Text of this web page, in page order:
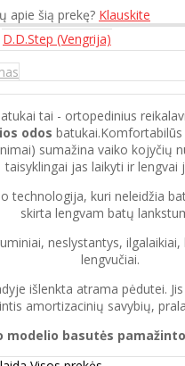
apie šią prekę? Klauskite
D.D.Step (Vengrija)
tai - ortopedinius
odos
sumažina vaiko kojyčių
taisyklingai jas laikyti ir lengvai
technologija, kuri neleidžia
skirta lengvam batų
neslystantys,
lengvučiai.
išlenkta atrama pėdutei.
amortizacinių savybių,
modelio basutės